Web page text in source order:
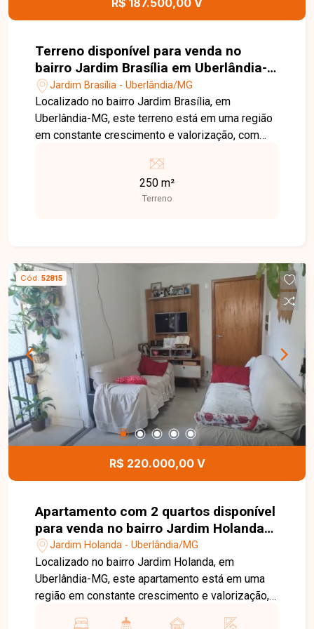
detalhes deste galpão comercial.
R$ 187.500,00 V
Terreno disponível para venda no
bairro Jardim Brasília em Uberlândia-
MGJardim Brasília - Uberlândia/MG
Localizado no bairro Jardim Brasília, em
Uberlândia-MG, este terreno está em uma região
em constante crescimento e valorização, com
próximo a supermercados, escolas, farmácias,
comércios e diversos serviços, proporcionando
praticidade e excelente potencial para
localização em um bairro em expansão torna este
lote uma ótima oportunidade para quem busca
valorização e qualidade de vida. Esta é uma
excelente oportunidade para adquirir um terreno
bem localizado no bairro Jardim Brasília. Agende
uma visita e venha conhecer todos os detalhes
deste imóvel.
250 m²
Terreno
Cód. 52815
R$ 220.000,00 V
Apartamento com 2 quartos disponível
para venda no bairro Jardim Holanda
em Uberlândia-MG
Jardim Holanda - Uberlândia/MG
Localizado no bairro Jardim Holanda, em
Uberlândia-MG, este apartamento está em uma
região em constante crescimento e valorização,